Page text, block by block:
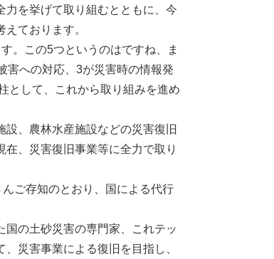
を挙げて取り組むとともに、今
ております。
。この5つというのはですね、ま
害への対応、3が災害時の情報発
として、これから取り組みを進め
、農林水産施設などの災害復旧
、災害復旧事業等に全力で取り
ご存知のとおり、国による代行
の土砂災害の専門家、これテッ
災害事業による復旧を目指し、